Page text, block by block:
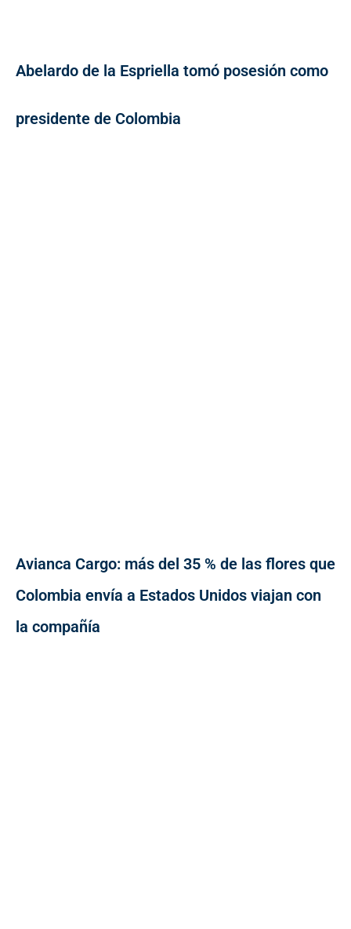
Abelardo de la Espriella tomó posesión como
presidente de Colombia
Avianca Cargo: más del 35 % de las flores que
Colombia envía a Estados Unidos viajan con
la compañía